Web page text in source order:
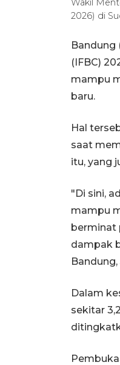
Wakil
2026) di
Bandung
(IFBC)
mampu
baru.
Hal
saat
itu, yang
"Di sini,
mampu
berminat
dampak
Dalam
sekitar